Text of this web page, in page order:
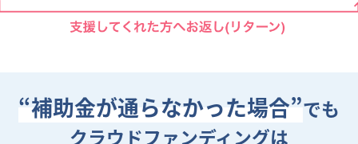
“補助金が通らなかった場合”でも
クラウドファンディングは